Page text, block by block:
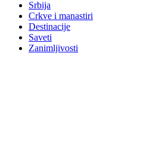
Srbija
Crkve i manastiri
Destinacije
Saveti
Zanimljivosti